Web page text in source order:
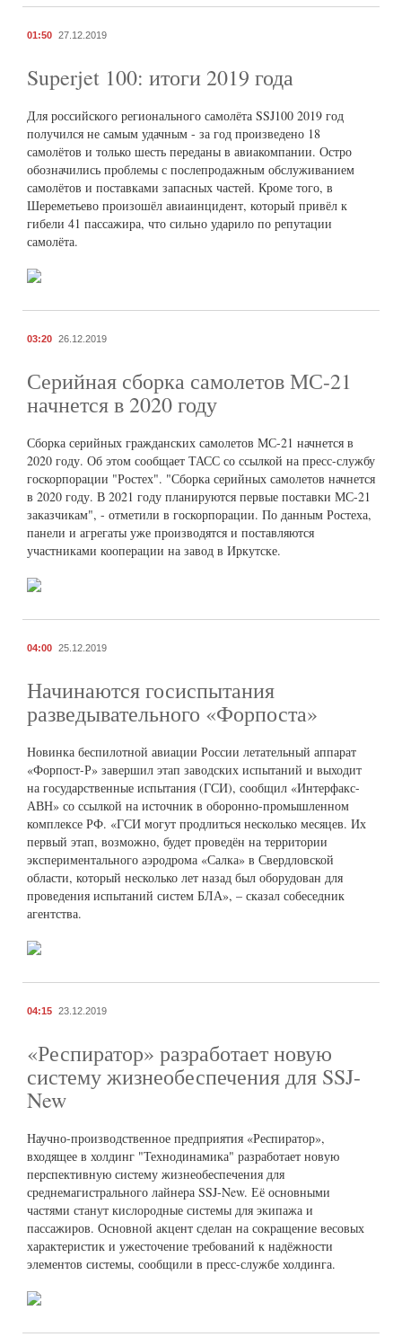
01:50 27.12.2019
Superjet 100: итоги 2019 года
Для российского регионального самолёта SSJ100 2019 год
получился не самым удачным - за год произведено 18
самолётов и только шесть переданы в авиакомпании. Остро
обозначились проблемы с послепродажным обслуживанием
самолётов и поставками запасных частей. Кроме того, в
Шереметьево произошёл авиаинцидент, который привёл к
гибели 41 пассажира, что сильно ударило по репутации
самолёта.
03:20 26.12.2019
Серийная сборка самолетов МС-21
начнется в 2020 году
Сборка серийных гражданских самолетов МС-21 начнется в
2020 году. Об этом сообщает ТАСС со ссылкой на пресс-службу
госкорпорации "Ростех". "Сборка серийных самолетов начнется
в 2020 году. В 2021 году планируются первые поставки МС-21
заказчикам", - отметили в госкорпорации. По данным Ростеха,
панели и агрегаты уже производятся и поставляются
участниками кооперации на завод в Иркутске.
04:00 25.12.2019
Начинаются госиспытания
разведывательного «Форпоста»
Новинка беспилотной авиации России летательный аппарат
«Форпост-Р» завершил этап заводских испытаний и выходит
на государственные испытания (ГСИ), сообщил «Интерфакс-
АВН» со ссылкой на источник в оборонно-промышленном
комплексе РФ. «ГСИ могут продлиться несколько месяцев. Их
первый этап, возможно, будет проведён на территории
экспериментального аэродрома «Салка» в Свердловской
области, который несколько лет назад был оборудован для
проведения испытаний систем БЛА», – сказал собеседник
агентства.
04:15 23.12.2019
«Респиратор» разработает новую
систему жизнеобеспечения для SSJ-
New
Научно-производственное предприятия «Респиратор»,
входящее в холдинг "Технодинамика" разработает новую
перспективную систему жизнеобеспечения для
среднемагистрального лайнера SSJ-New. Её основными
частями станут кислородные системы для экипажа и
пассажиров. Основной акцент сделан на сокращение весовых
характеристик и ужесточение требований к надёжности
элементов системы, сообщили в пресс-службе холдинга.